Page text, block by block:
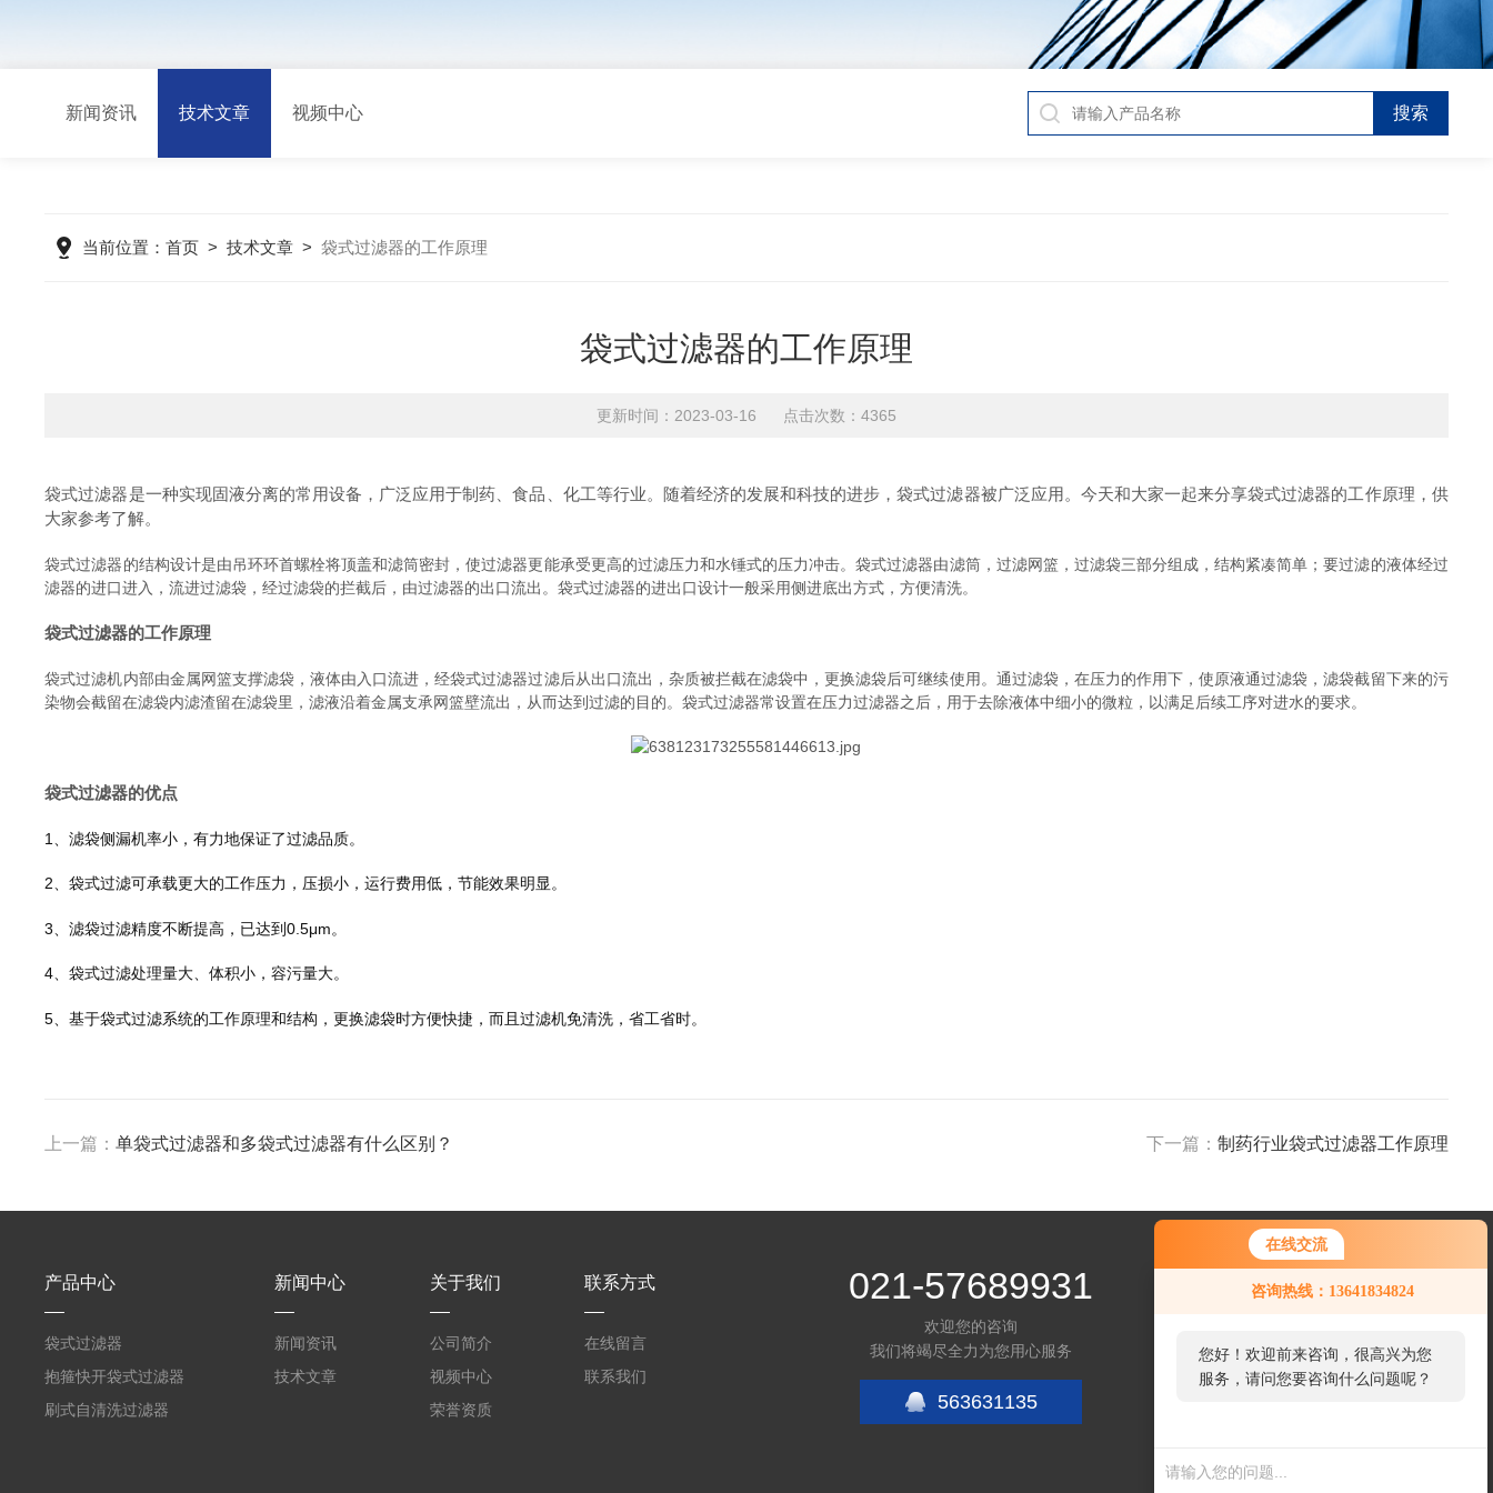
在线交流
咨询热线：13641834824
您好！欢迎前来咨询，很高兴为您
服务，请问您要咨询什么问题呢？
新闻资讯 技术文章 视频中心
当前位置：首页 >技术文章 >袋式过滤器的工作原理
袋式过滤器的工作原理
更新时间：2023-03-16 点击次数：4365
袋式过滤器是一种实现固液分离的常用设备，广泛应用于制药、食品、化工等行业。随着经济的发展和科技的进步，袋式过滤器被广泛应用。今天和大家一起来分享袋式过滤器的工作原理，供
大家参考了解。
袋式过滤器的结构设计是由吊环环首螺栓将顶盖和滤筒密封，使过滤器更能承受更高的过滤压力和水锤式的压力冲击。袋式过滤器由滤筒，过滤网篮，过滤袋三部分组成，结构紧凑简单；要过滤的液体经过
滤器的进口进入，流进过滤袋，经过滤袋的拦截后，由过滤器的出口流出。袋式过滤器的进出口设计一般采用侧进底出方式，方便清洗。
袋式过滤器的工作原理
袋式过滤机内部由金属网篮支撑滤袋，液体由入口流进，经袋式过滤器过滤后从出口流出，杂质被拦截在滤袋中，更换滤袋后可继续使用。通过滤袋，在压力的作用下，使原液通过滤袋，滤袋截留下来的污
染物会截留在滤袋内滤渣留在滤袋里，滤液沿着金属支承网篮壁流出，从而达到过滤的目的。袋式过滤器常设置在压力过滤器之后，用于去除液体中细小的微粒，以满足后续工序对进水的要求。
袋式过滤器的优点
1、滤袋侧漏机率小，有力地保证了过滤品质。
2、袋式过滤可承载更大的工作压力，压损小，运行费用低，节能效果明显。
3、滤袋过滤精度不断提高，已达到0.5μm。
4、袋式过滤处理量大、体积小，容污量大。
5、基于袋式过滤系统的工作原理和结构，更换滤袋时方便快捷，而且过滤机免清洗，省工省时。
上一篇：单袋式过滤器和多袋式过滤器有什么区别？ 下一篇： 制药行业袋式过滤器工作原理
产品中心
袋式过滤器
抱箍快开袋式过滤器
刷式自清洗过滤器
新闻中心
新闻资讯
技术文章
关于我们
公司简介
视频中心
荣誉资质
联系方式
在线留言
联系我们
021-57689931
欢迎您的咨询
我们将竭尽全力为您用心服务
563631135